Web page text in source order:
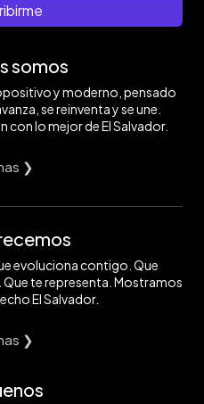
somos
y moderno, pensado
se reinventa y se une.
lo mejor de El Salvador.
❯
evoluciona contigo. Que
te representa. Mostramos
El Salvador.
❯